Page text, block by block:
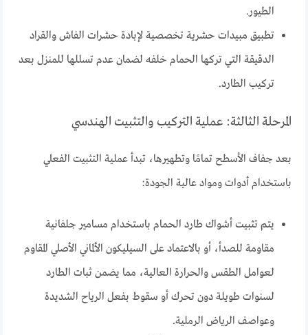
الطيور.
تطبيق مبيدات حشرية تخصصية لإبادة حشرات الفاش والقراد
الدقيقة التي تركها الحمام خلفه لضمان عدم تسللها للمنزل بعد
تركيب الطارد.
المرحلة الثالثة: عملية التركيب والتثبيت الهندسي
بعد جفاف الأسطح تمامًا وتطهيرها، تبدأ عملية التثبيت الفعلي
باستخدام أدوات ومواد عالية الجودة:
يتم تثبيت أشواك طارد الحمام باستخدام مسامير جلفانية
مقاومة للصدأ، أو بالاعتماد على السيليكون الألماني الأصلي المقاوم
لعوامل الطقس والحرارة العالية، مما يضمن ثبات الطارد
لسنوات طويلة دون تحرك أو سقوط بفعل الرياح الشديدة
وعواصف الرياض الرملية.